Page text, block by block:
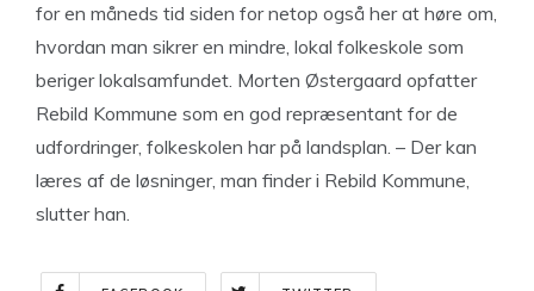
for en måneds tid siden for netop også her at høre om,
hvordan man sikrer en mindre, lokal folkeskole som
beriger lokalsamfundet. Morten Østergaard opfatter
Rebild Kommune som en god repræsentant for de
udfordringer, folkeskolen har på landsplan. – Der kan
læres af de løsninger, man finder i Rebild Kommune,
slutter han.